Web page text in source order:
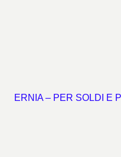
ERNIA – PER SOLDI E